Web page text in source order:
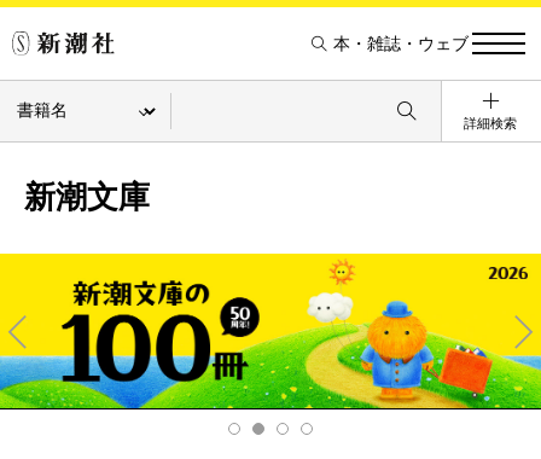
本・雑誌・ウェブ
詳細検索
新潮文庫
Pre
v
Ne
xt